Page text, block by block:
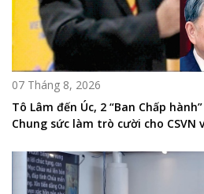
07 Tháng 8, 2026
Tô Lâm đến Úc, 2 “Ban Chấp
Chung sức làm trò cười cho CSVN